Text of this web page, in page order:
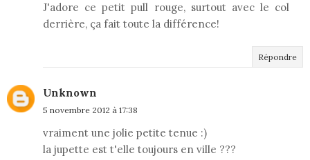
J'adore ce petit pull rouge, surtout avec le col
derrière, ça fait toute la différence!
Répondre
Unknown
5 novembre 2012 à 17:38
vraiment une jolie petite tenue :)
la jupette est t'elle toujours en ville ???